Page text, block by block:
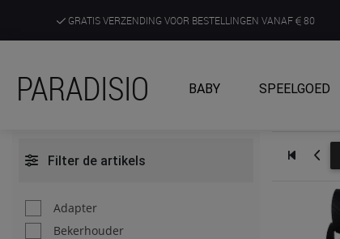
GRATIS VERZENDING VOOR BESTELLINGEN VANAF 80
ONTDEK, BELEEF EN KRIJG ADVIES IN ONZE WINKELS
PARADISIO BABY SPEELGOED
Filter de artikels
Adapter
Bekerhouder